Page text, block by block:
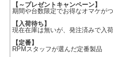
【～プレゼントキャンペーン】
期間や台数限定でお得なオマケが
【入荷待ち】
現在在庫は無いが、発注済みで入
【定番】
RPMスタッフが選んだ定番製品